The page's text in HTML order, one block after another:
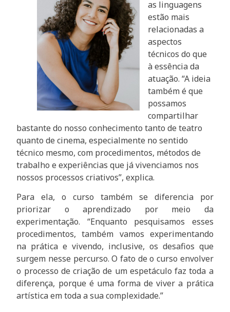
as linguagens
estão mais
relacionadas a
aspectos
técnicos do que
à essência da
atuação. “A ideia
também é que
possamos
compartilhar
bastante do nosso conhecimento tanto de teatro
quanto de cinema, especialmente no sentido
técnico mesmo, com procedimentos, métodos de
trabalho e experiências que já vivenciamos nos
nossos processos criativos”, explica.
Para ela, o curso também se diferencia por
priorizar o aprendizado por meio da
experimentação. “Enquanto pesquisamos esses
procedimentos, também vamos experimentando
na prática e vivendo, inclusive, os desafios que
surgem nesse percurso. O fato de o curso envolver
o processo de criação de um espetáculo faz toda a
diferença, porque é uma forma de viver a prática
artística em toda a sua complexidade.”